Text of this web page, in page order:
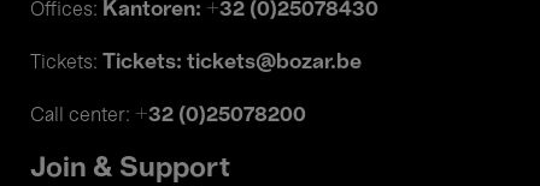
Offices: Kantoren: +32 (0)25078430
Tickets: Tickets: tickets@bozar.be
Call center: +32 (0)25078200
Join & Support